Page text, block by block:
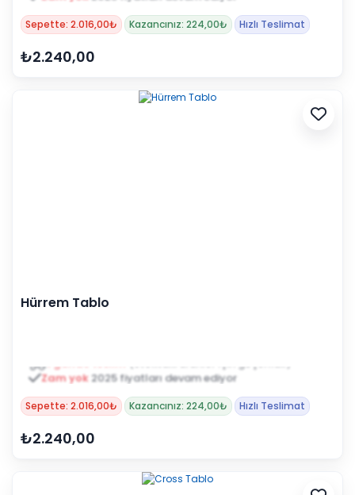
Sepette: 2.016,00₺ Kazancınız: 224,00₺ Hızlı Teslimat
₺2.240,00
Hürrem Tablo
Zam yok 2025 fiyatları devam ediyor
Sepette: 2.016,00₺ Kazancınız: 224,00₺ Hızlı Teslimat
₺2.240,00